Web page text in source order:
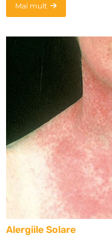
Mai mult
Alergiile Solare